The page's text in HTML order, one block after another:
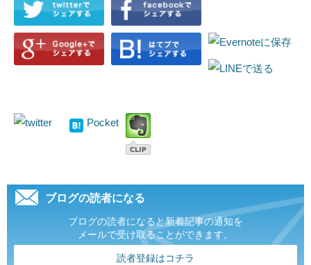
Pocket
ブログの読者になる
ブログの読者になると新着記事の通知を
メールで受け取ることができます。
読者登録はコチラ